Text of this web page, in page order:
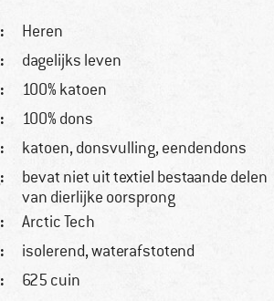
Heren
dagelijks leven
100% katoen
100% dons
katoen, donsvulling, eendendons
bevat niet uit textiel bestaande delen
van dierlijke oorsprong
Arctic Tech
isolerend, waterafstotend
625 cuin